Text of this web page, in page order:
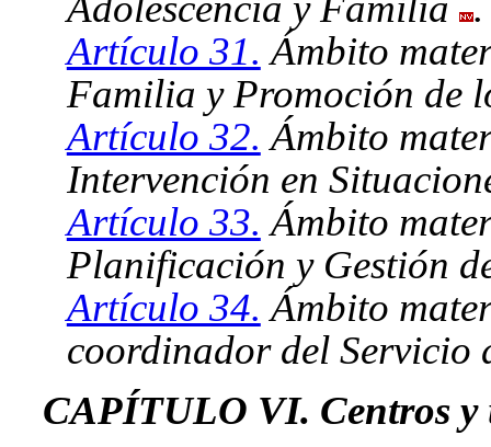
Artículo 31. Ámbito
Familia y Promoción de
Artículo 32. Ámbito
Intervención en
Artículo 33. Ámbito
Planificación y Gestión
Artículo 34. Ámbito
coordinador del Servicio
CAPÍTULO VI. Centros y